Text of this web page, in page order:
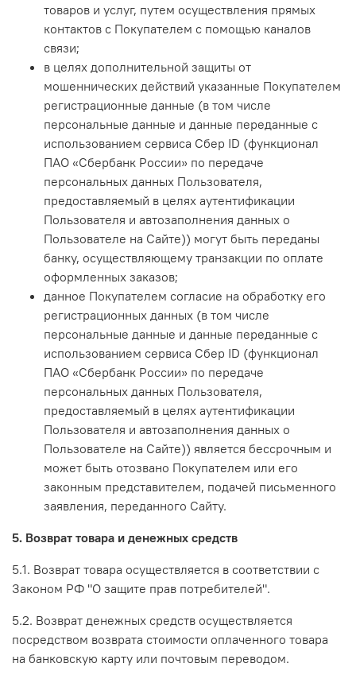
товаров и услуг, путем осуществления прямых
контактов с Покупателем с помощью каналов
связи;
в целях дополнительной защиты от
мошеннических действий указанные Покупателем
регистрационные данные (в том числе
персональные данные и данные переданные с
использованием сервиса Сбер ID (функционал
ПАО «Сбербанк России» по передаче
персональных данных Пользователя,
предоставляемый в целях аутентификации
Пользователя и автозаполнения данных о
Пользователе на Сайте)) могут быть переданы
банку, осуществляющему транзакции по оплате
оформленных заказов;
данное Покупателем согласие на обработку его
регистрационных данных (в том числе
персональные данные и данные переданные с
использованием сервиса Сбер ID (функционал
ПАО «Сбербанк России» по передаче
персональных данных Пользователя,
предоставляемый в целях аутентификации
Пользователя и автозаполнения данных о
Пользователе на Сайте)) является бессрочным и
может быть отозвано Покупателем или его
законным представителем, подачей письменного
заявления, переданного Сайту.
5. Возврат товара и денежных средств
5.1. Возврат товара осуществляется в соответствии с
Законом РФ "О защите прав потребителей".
5.2. Возврат денежных средств осуществляется
посредством возврата стоимости оплаченного товара
на банковскую карту или почтовым переводом.